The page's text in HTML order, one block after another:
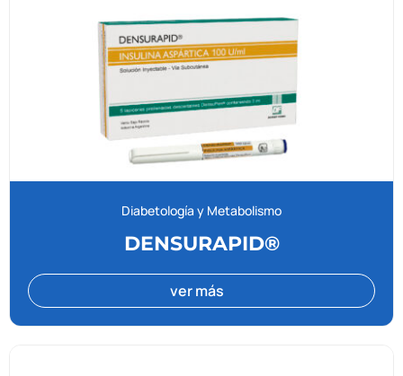
Diabetología y Metabolismo
DENSURAPID®
ver más